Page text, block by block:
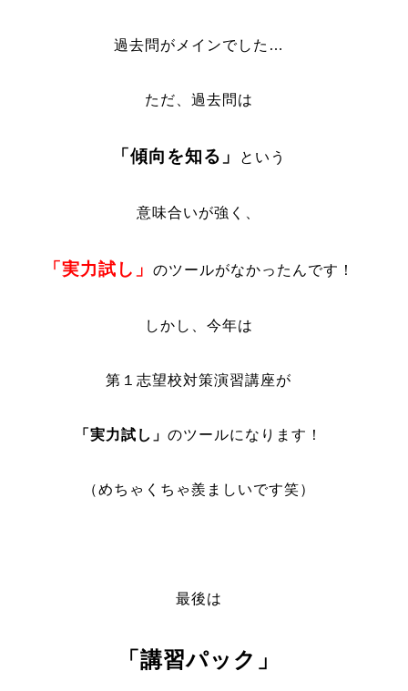
過去問がメインでした…
ただ、過去問は
「傾向を知る」 という
意味合いが強く、
「実力試し」 のツールがなかったんです！
しかし、今年は
第１志望校対策演習講座が
「実力試し」のツールになります！
（めちゃくちゃ羨ましいです笑）
最後は
「講習パック」